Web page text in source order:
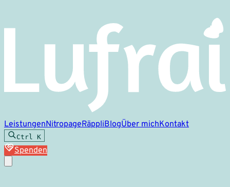
LeistungenNitropageRäppliBlogÜber michKontakt
Ctrl K
Spenden